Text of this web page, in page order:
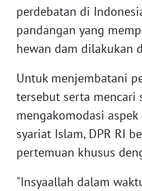
perdebatan di
pandangan yang
hewan dam dilakukan
Untuk menjembatani
tersebut serta mencari
mengakomodasi
syariat Islam, DPR RI
pertemuan khusus
"Insyaallah dalam
WN
NUSANTARA
JOGJA
WN
JATIM
BALI